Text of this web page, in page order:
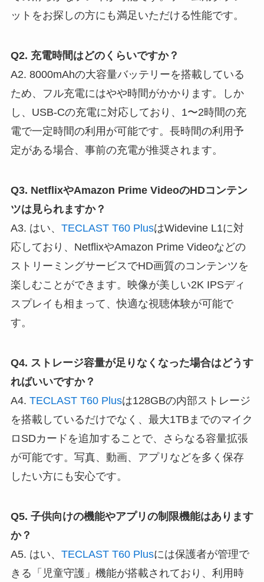
ットをお探しの方にも満足いただける性能です。
Q2. 充電時間はどのくらいですか？
A2. 8000mAhの大容量バッテリーを搭載している
ため、フル充電にはやや時間がかかります。しか
し、USB-Cの充電に対応しており、1〜2時間の充
電で一定時間の利用が可能です。長時間の利用予
定がある場合、事前の充電が推奨されます。
Q3. NetflixやAmazon Prime VideoのHDコンテン
ツは見られますか？
A3. はい、 TECLAST T60 PlusはWidevine L1に対
応しており、NetflixやAmazon Prime Videoなどの
ストリーミングサービスでHD画質のコンテンツを
楽しむことができます。映像が美しい2K IPSディ
スプレイも相まって、快適な視聴体験が可能で
す。
Q4. ストレージ容量が足りなくなった場合はどうす
ればいいですか？
A4. TECLAST T60 Plusは128GBの内部ストレージ
を搭載しているだけでなく、最大1TBまでのマイク
ロSDカードを追加することで、さらなる容量拡張
が可能です。写真、動画、アプリなどを多く保存
したい方にも安心です。
Q5. 子供向けの機能やアプリの制限機能はあります
か？
A5. はい、 TECLAST T60 Plusには保護者が管理で
きる「児童守護」機能が搭載されており、利用時